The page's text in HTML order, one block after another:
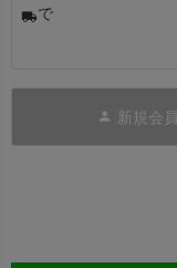
で
新規会